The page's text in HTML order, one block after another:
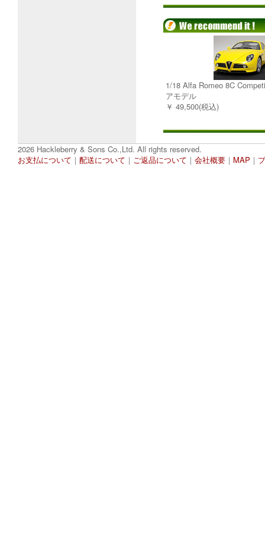
1/18 Alfa Romeo 8C
アモデル
￥ 49,500(税込)
2026 Hackleberry & Sons Co.,Ltd. All rights reserved.
お支払について ｜ 配送について ｜ ご返品について ｜ 会社概要 ｜ MAP ｜